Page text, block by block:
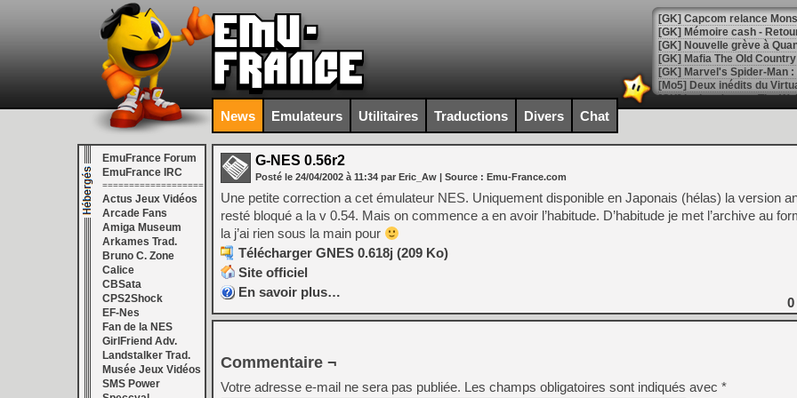
[GK] Capcom relance
[Mo5] Deux inédits du
[GK] Le beat'em up The
[GK] Endless Legend 2 :
[LS] [PS5] Le WebKit
[GK] Oubliez Crazy Taxi,
[LS] [Switch] NSZ 5.0.0
[GK] No More Room in
[GK] Un chatbot Atelier
[GK] Mémoire cash -
[GK] Nvidia : le prix des
[GK] Suikoden Star Leap
[Mo5] La mini borne
News Emulateurs Utilitaires Traductions Divers Chat
EmuFrance Forum
EmuFrance IRC
===================
Actus Jeux Vidéos
Arcade Fans
Amiga Museum
Arkames Trad.
Bruno C. Zone
Calice
CBSata
CPS2Shock
EF-Nes
Fan de la NES
GirlFriend Adv.
Landstalker Trad.
Musée Jeux Vidéos
SMS Power
G-NES 0.56r2
Posté le 24/04/2002 à 11:34 par Eric_Aw | Source : Emu-France.com
Une petite correction a cet émulateur NES. Uniquement disponible en Japonais (hélas) la version
resté bloqué a la v 0.54. Mais on commence a en avoir l’habitude. D’habitude je met l’archive au
la j’ai rien sous la main pour
Télécharger GNES 0.618j (209 Ko)
Site officiel
En savoir plus…
0
Commentaire ¬
Votre adresse e-mail ne sera pas publiée. Les champs obligatoires sont indiqués avec *